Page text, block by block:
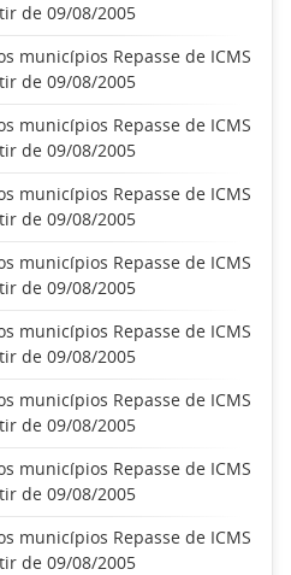
de 09/08/2005
municípios Repasse de ICMS
de 09/08/2005
municípios Repasse de ICMS
de 09/08/2005
municípios Repasse de ICMS
de 09/08/2005
municípios Repasse de ICMS
de 09/08/2005
municípios Repasse de ICMS
de 09/08/2005
municípios Repasse de ICMS
de 09/08/2005
municípios Repasse de ICMS
de 09/08/2005
municípios Repasse de ICMS
de 09/08/2005